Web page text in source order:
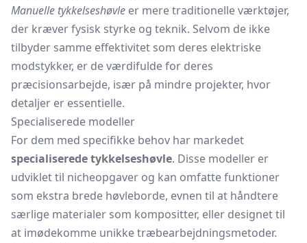
Manuelle tykkelseshøvle er mere traditionelle værktøjer,
der kræver fysisk styrke og teknik. Selvom de ikke
tilbyder samme effektivitet som deres elektriske
modstykker, er de værdifulde for deres
præcisionsarbejde, især på mindre projekter, hvor
detaljer er essentielle.
Specialiserede modeller
For dem med specifikke behov har markedet
specialiserede tykkelseshøvle. Disse modeller er
udviklet til nicheopgaver og kan omfatte funktioner
som ekstra brede høvleborde, evnen til at håndtere
særlige materialer som kompositter, eller designet til
at imødekomme unikke træbearbejdningsmetoder.